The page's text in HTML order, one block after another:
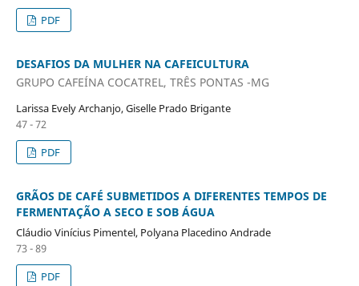
PDF
DESAFIOS DA MULHER NA CAFEICULTURA
GRUPO CAFEÍNA COCATREL, TRÊS PONTAS -MG
Larissa Evely Archanjo, Giselle Prado Brigante
47 - 72
PDF
GRÃOS DE CAFÉ SUBMETIDOS A DIFERENTES TEMPOS DE
FERMENTAÇÃO A SECO E SOB ÁGUA
Cláudio Vinícius Pimentel, Polyana Placedino Andrade
73 - 89
PDF